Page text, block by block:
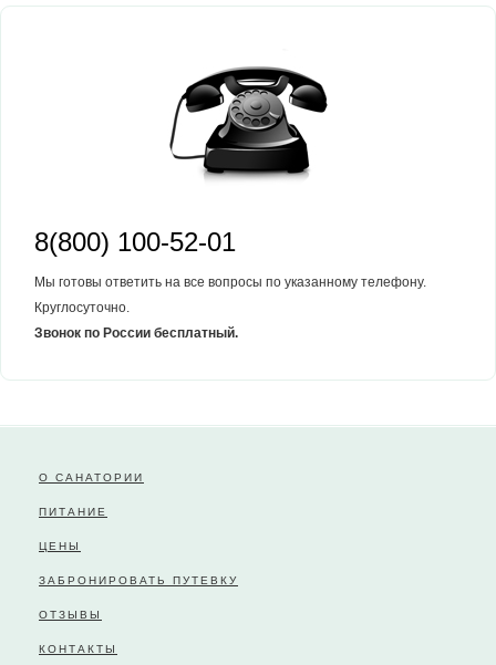
8(800) 100-52-01
Мы готовы ответить на все вопросы по указанному телефону.
Круглосуточно.
Звонок по России бесплатный.
О САНАТОРИИ
ПИТАНИЕ
ЦЕНЫ
ЗАБРОНИРОВАТЬ ПУТЕВКУ
ОТЗЫВЫ
КОНТАКТЫ